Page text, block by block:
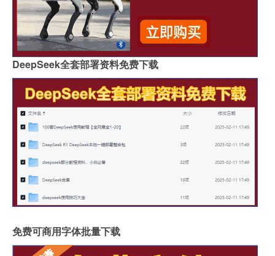
DeepSeek全套部署资料免费下载
免费可商用字体批量下载